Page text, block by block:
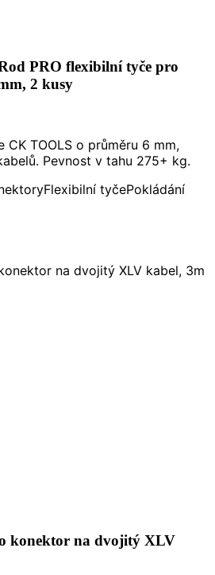
PRO flexibilní tyče pro
2 kusy
CK TOOLS o průměru 6 mm,
Pevnost v tahu 275+ kg.
Flexibilní tyčePokládání
na dvojitý XLV kabel, 3m
konektor na dvojitý XLV